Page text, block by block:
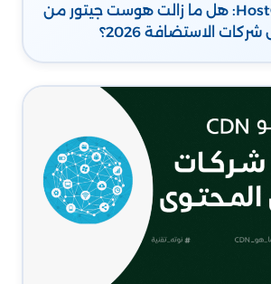
مراجعة HostGator: هل ما زالت هوست جيتور من
الاستضافة 2026؟